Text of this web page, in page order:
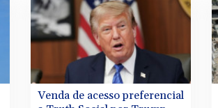
Venda de acesso preferencial